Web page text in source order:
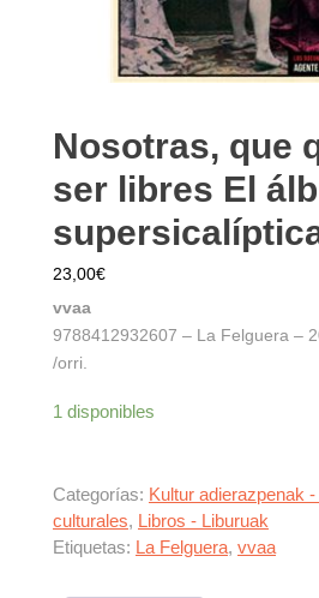
Nosotras, que
ser libres El
23,00€
vvaa
9788412932607 – La Felguera –
/orri.
1 disponibles
Categorías: Kultur adierazpenak
culturales, Libros - Liburuak
Etiquetas: La Felguera, vvaa